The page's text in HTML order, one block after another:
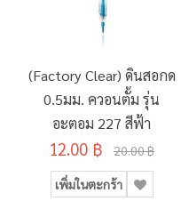
(Factory Clear) ดินสอกด
0.5มม. ควอนตั้ม รุ่น
อะตอม 227 สีฟ้า
12.00 ฿ 20.00 ฿
เพิ่มในตะกร้า